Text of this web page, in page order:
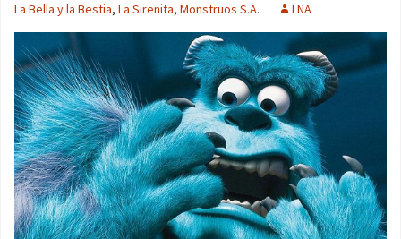
La Bella y la Bestia, La Sirenita, Monstruos S.A. LNA